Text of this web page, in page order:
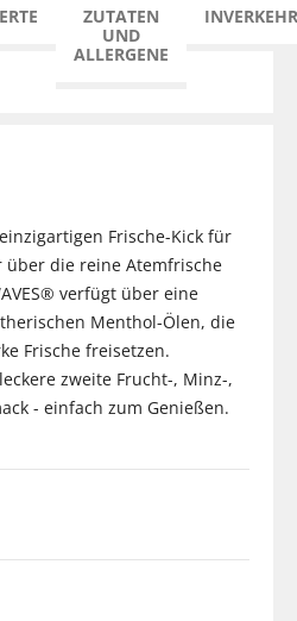
ZUTATEN
UND
ALLERGENE
Frische-Kick für
die reine Atemfrische
verfügt über eine
Menthol-Ölen, die
Frische freisetzen.
zweite Frucht-, Minz-,
- einfach zum Genießen.